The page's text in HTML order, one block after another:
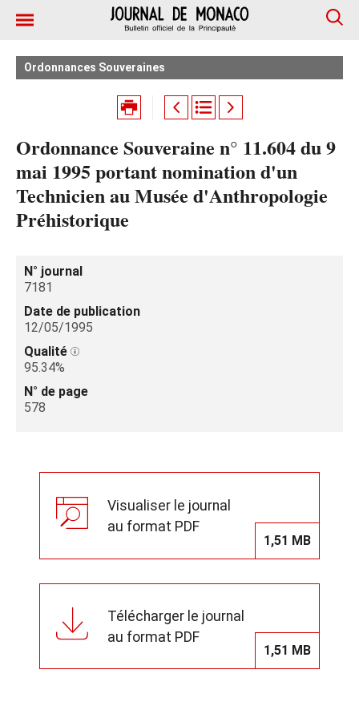
Ordonnances Souveraines
Ordonnance Souveraine n° 11.604 du 9
mai 1995 portant nomination d'un
Technicien au Musée d'Anthropologie
Préhistorique
N° journal
7181
Date de publication
12/05/1995
Qualité
95.34%
N° de page
578
Visualiser le journal
au format PDF
1,51 MB
Télécharger le journal
au format PDF
1,51 MB